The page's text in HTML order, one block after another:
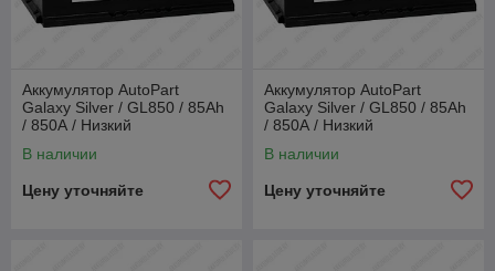
Аккумулятор AutoPart
Galaxy Silver / GL850 / 85Ah
/ 850А / Низкий
В наличии
Цену уточняйте
Аккумулятор AutoPart
Galaxy Silver / GL850 / 85Ah
/ 850А / Низкий
В наличии
Цену уточняйте